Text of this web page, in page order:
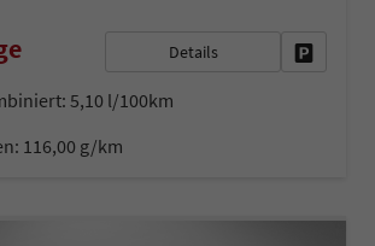
Details
5,10 l/100km
116,00 g/km